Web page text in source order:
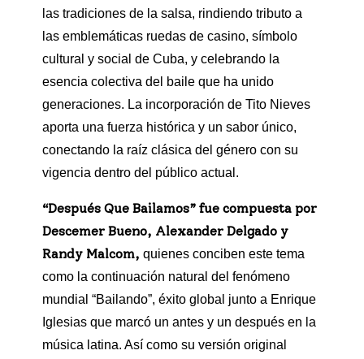
las tradiciones de la salsa, rindiendo tributo a
las emblemáticas ruedas de casino, símbolo
cultural y social de Cuba, y celebrando la
esencia colectiva del baile que ha unido
generaciones. La incorporación de Tito Nieves
aporta una fuerza histórica y un sabor único,
conectando la raíz clásica del género con su
vigencia dentro del público actual.
“Después Que Bailamos” fue compuesta por
Descemer Bueno, Alexander Delgado y
Randy Malcom, quienes conciben este tema
como la continuación natural del fenómeno
mundial “Bailando”, éxito global junto a Enrique
Iglesias que marcó un antes y un después en la
música latina. Así como su versión original